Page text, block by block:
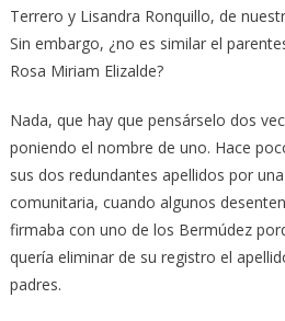
Terrero y Lisandra Ronquillo, de
Sin embargo, ¿no es similar el
Rosa Miriam Elizalde?
Nada, que hay que pensárselo dos
poniendo el nombre de uno. Hace
sus dos redundantes apellidos por
comunitaria, cuando algunos
firmaba con uno de los Bermúdez
quería eliminar de su registro el
padres.